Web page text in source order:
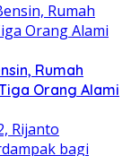
Rumah
Orang Alami